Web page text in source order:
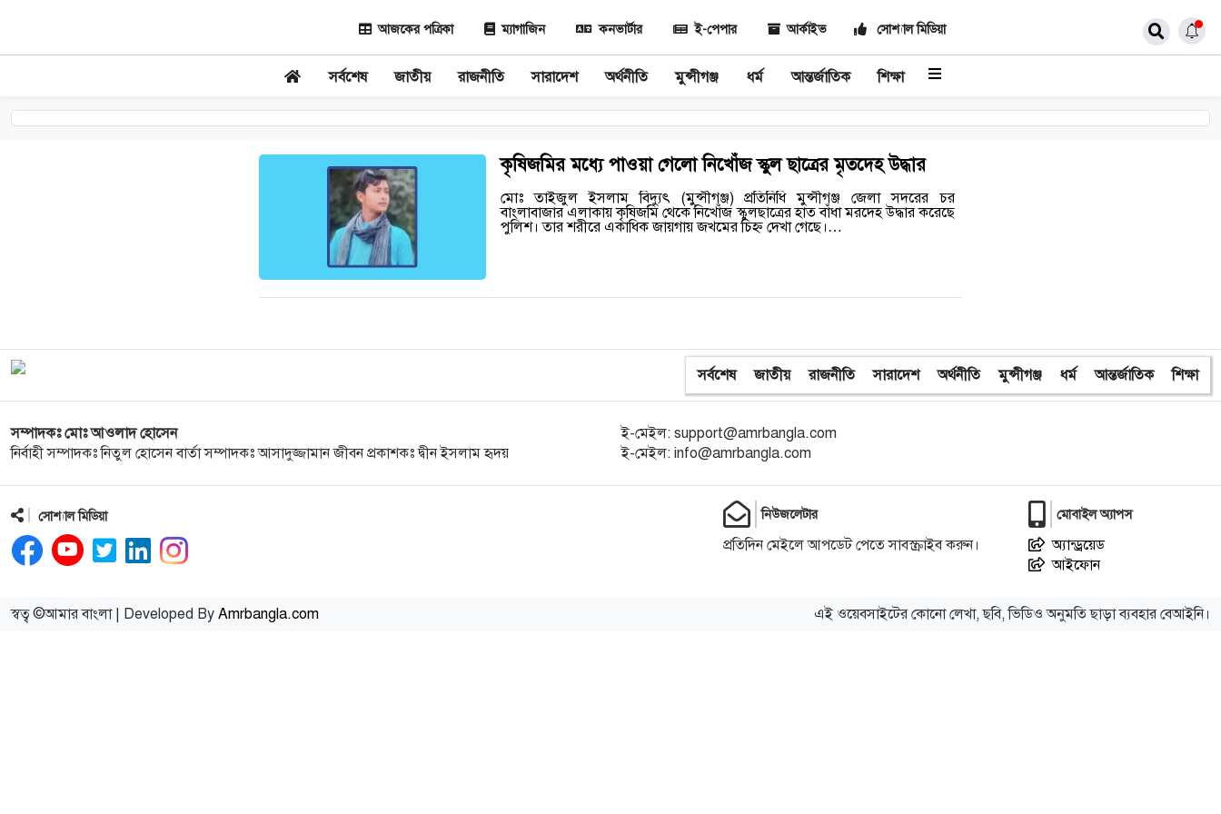
আজকের পত্রিকা ম্যাগাজিন কনভার্টার ই-পেপার আর্কাইভ সোশ্যাল মিডিয়া
সর্বশেষ জাতীয় রাজনীতি সারাদেশ অর্থনীতি মুন্সীগঞ্জ ধর্ম আন্তর্জাতিক শিক্ষা
কৃষিজমির মধ্যে পাওয়া গেলো নিখোঁজ স্কুল ছাত্রের মৃতদেহ উদ্ধার
মোঃ তাইজুল ইসলাম বিদ্যুৎ (মুন্সীগঞ্জ) প্রতিনিধি মুন্সীগঞ্জ জেলা সদরের চর
বাংলাবাজার এলাকায় কৃষিজমি থেকে নিখোঁজ স্কুলছাত্রের হাত বাঁধা মরদেহ উদ্ধার করেছে
পুলিশ। তার শরীরে একাধিক জায়গায় জখমের চিহ্ন দেখা গেছে।…
সর্বশেষ জাতীয় রাজনীতি সারাদেশ অর্থনীতি মুন্সীগঞ্জ ধর্ম আন্তর্জাতিক শিক্ষা
সম্পাদকঃ মোঃ আওলাদ হোসেন
নির্বাহী সম্পাদকঃ নিতুল হোসেন বার্তা সম্পাদকঃ আসাদুজ্জামান জীবন প্রকাশকঃ দ্বীন ইসলাম হৃদয়
ই-মেইল: support@amrbangla.com
ই-মেইল: info@amrbangla.com
সোশ্যাল মিডিয়া নিউজলেটার
প্রতিদিন মেইলে আপডেট পেতে সাবস্ক্রাইব করুন।
মোবাইল অ্যাপস
অ্যান্ড্রয়েড
আইফোন
স্বত্ব ©আমার বাংলা | Developed By Amrbangla.com এই ওয়েবসাইটের কোনো লেখা, ছবি, ভিডিও অনুমতি ছাড়া ব্যবহার বেআইনি।